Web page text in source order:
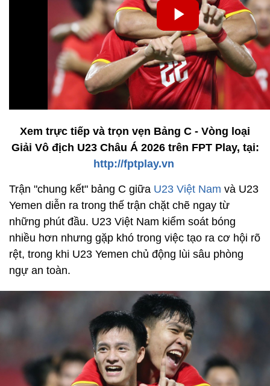
Xem trực tiếp và trọn vẹn Bảng C - Vòng loại
Giải Vô địch U23 Châu Á 2026 trên FPT Play, tại:
http://fptplay.vn
Trận "chung kết" bảng C giữa U23 Việt Nam và U23
Yemen diễn ra trong thế trận chặt chẽ ngay từ
những phút đầu. U23 Việt Nam kiểm soát bóng
nhiều hơn nhưng gặp khó trong việc tạo ra cơ hội rõ
rệt, trong khi U23 Yemen chủ động lùi sâu phòng
ngự an toàn.